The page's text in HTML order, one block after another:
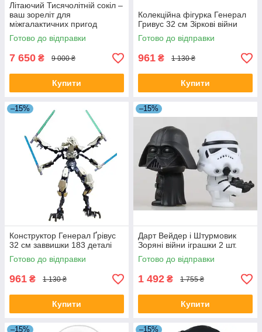
Літаючий Тисячолітній сокіл –
ваш зореліт для
міжгалактичних пригод
Готово до відправки
7 650 ₴ 9 000 ₴
Купити
Колекційна фігурка Генерал
Гривус 32 см Зіркові війни
Готово до відправки
961 ₴ 1 130 ₴
Купити
–15%
Конструктор Генерал Ґрівус
32 см заввишки 183 деталі
Готово до відправки
961 ₴ 1 130 ₴
Купити
–15%
Дарт Вейдер і Штурмовик
Зоряні війни іграшки 2 шт.
Готово до відправки
1 492 ₴ 1 755 ₴
Купити
–15% –15%